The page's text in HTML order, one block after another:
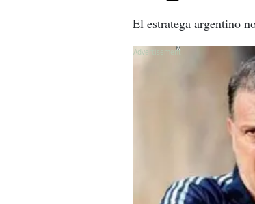
El estratega argentino
X